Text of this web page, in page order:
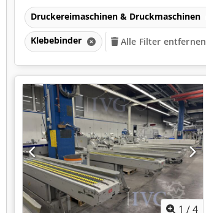
Druckereimaschinen & Druckmaschinen
Klebebinder Alle Filter entfernen
1 /4